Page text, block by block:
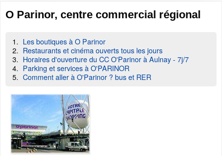
O Parinor, centre commercial régional
Les boutiques à O Parinor
Restaurants et cinéma ouverts tous les jours
Horaires d'ouverture du CC O'Parinor à Aulnay - 7j/7
Parking et services à O'PARINOR
Comment aller à O'Parinor ? bus et RER